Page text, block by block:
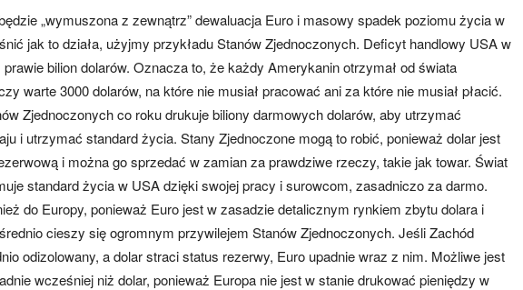
„wymuszona z zewnątrz” dewaluacja Euro i masowy spadek poziomu życia w
jak to działa, użyjmy przykładu Stanów Zjednoczonych. Deficyt handlowy USA w
prawie bilion dolarów. Oznacza to, że każdy Amerykanin otrzymał od świata
warte 3000 dolarów, na które nie musiał pracować ani za które nie musiał płacić.
Zjednoczonych co roku drukuje biliony darmowych dolarów, aby utrzymać
i utrzymać standard życia. Stany Zjednoczone mogą to robić, ponieważ dolar jest
i można go sprzedać w zamian za prawdziwe rzeczy, takie jak towar. Świat
standard życia w USA dzięki swojej pracy i surowcom, zasadniczo za darmo.
do Europy, ponieważ Euro jest w zasadzie detalicznym rynkiem zbytu dolara i
cieszy się ogromnym przywilejem Stanów Zjednoczonych. Jeśli Zachód
odizolowany, a dolar straci status rezerwy, Euro upadnie wraz z nim. Możliwe jest
wcześniej niż dolar, ponieważ Europa nie jest w stanie drukować pieniędzy w